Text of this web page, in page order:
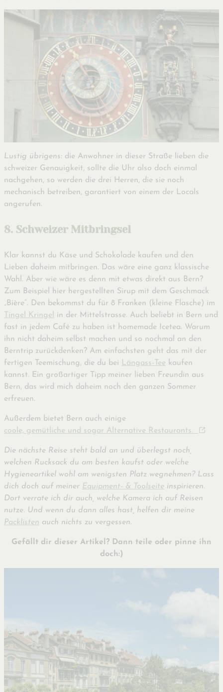
Lustig übrigens: die Anwohner in dieser Straße lieben die
schweizer Genauigkeit, sollte die Uhr also doch einmal
nachgehen, so werden die drei Herren, die sie noch
mechanisch betreiben, garantiert von einem der Locals
angerufen.
8. Schweizer Mitbringsel
Klar kannst du Käse und Schokolade kaufen und den
Lieben daheim mitbringen. Das wäre eine ganz klassische
Wahl. Aber wie wäre es denn mit etwas direkt aus Bern?
Zum Beispiel hier hergestellten Sirup mit dem Geschmack
„Bière“. Den bekommst du für 8 Franken (kleine Flasche) im
Tingel Kringel
in der Mittelstrasse. Auch beliebt in Bern und
fast in jedem Café zu haben ist homemade Icetea. Warum
ihn nicht daheim selbst machen und so nochmal an den
Berntrip zurückdenken? Am einfachsten geht das mit der
fertigen Teemischung, die du bei Längass-Tee kaufen
kannst. Ein großartiger Tipp meiner lieben Freundin aus
Bern, das wird mich daheim noch den ganzen Sommer
erfreuen.
Außerdem bietet Bern auch einige
coole, gemütliche und sogar Alternative Restaurants.
Die nächste Reise steht bald an und überlegst noch,
welchen Rucksack du am besten kaufst oder welche
Hygieneartikel wohl am wenigsten Platz wegnehmen? Lass
dich doch auf meiner Equipment- & Toolseite inspirieren.
Dort verrate ich dir auch, welche Kamera ich auf Reisen
nutze. Und wenn du dann alles hast, helfen dir meine
Packlisten auch nichts zu vergessen.
Gefällt dir dieser Artikel? Dann teile oder pinne ihn
doch:)